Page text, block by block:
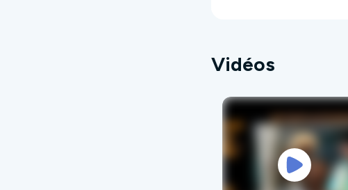
Formats spectacles :
Vidéos